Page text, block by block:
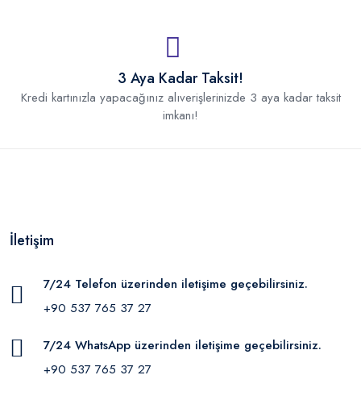
3 Aya Kadar Taksit!
Kredi kartınızla yapacağınız alıverişlerinizde 3 aya kadar taksit
imkanı!
İletişim
7/24 Telefon üzerinden iletişime geçebilirsiniz.
+90 537 765 37 27
7/24 WhatsApp üzerinden iletişime geçebilirsiniz.
+90 537 765 37 27